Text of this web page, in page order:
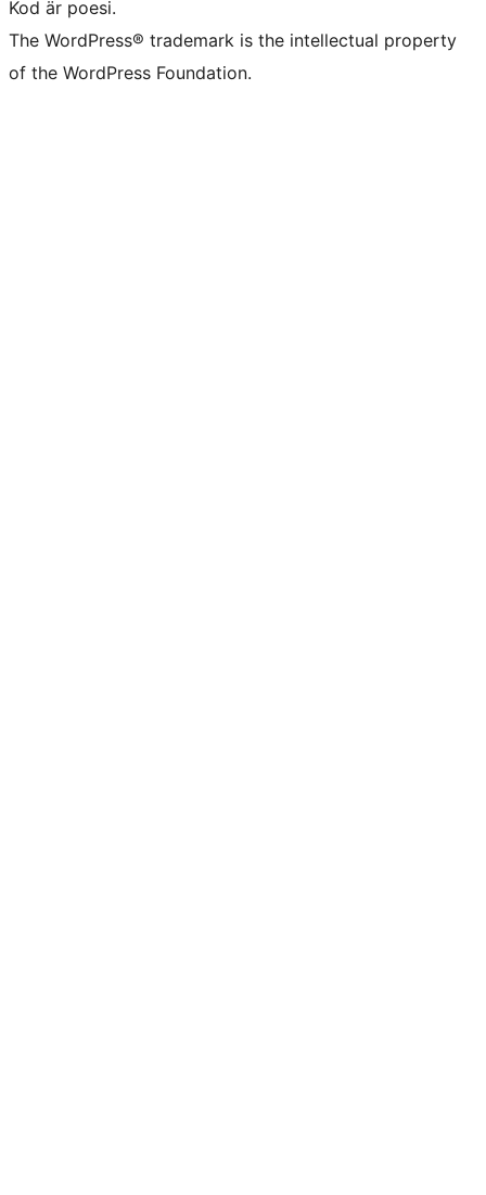
Kod är poesi.
The WordPress® trademark is the intellectual property
of the WordPress Foundation.